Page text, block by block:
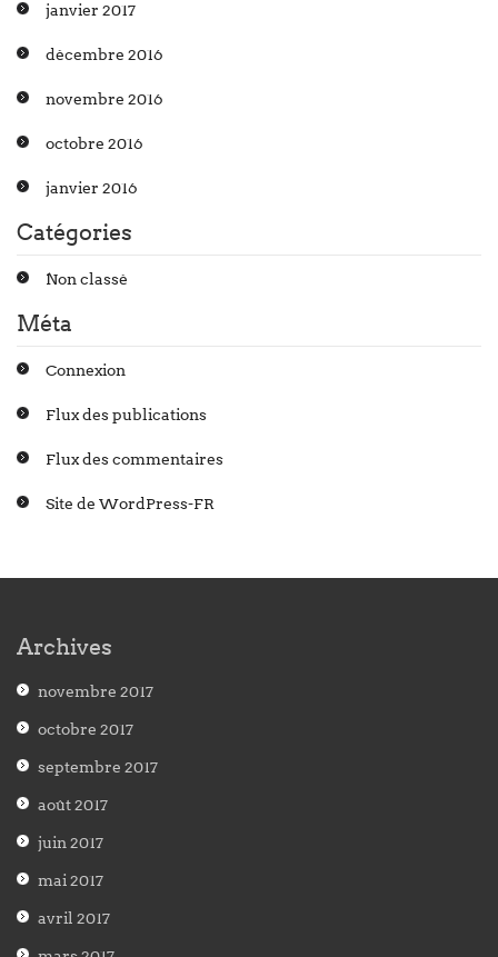
janvier 2017
décembre 2016
novembre 2016
octobre 2016
janvier 2016
Catégories
Non classé
Méta
Connexion
Flux des publications
Flux des commentaires
Site de WordPress-FR
Archives
novembre 2017
octobre 2017
septembre 2017
août 2017
juin 2017
mai 2017
avril 2017